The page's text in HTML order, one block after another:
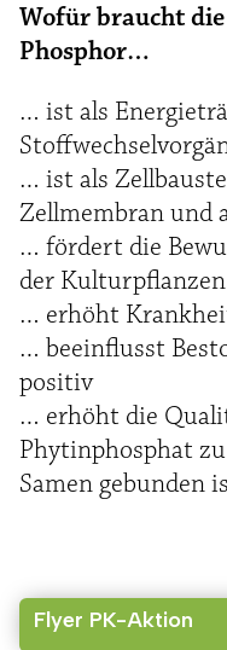
Wofür braucht
Phosphor…
… ist als
… ist als
Zellmembran und
… fördert die
der
… erhöht
… beeinflusst
positiv
… erhöht die
Phytinphosphat
Samen gebunden
Flyer PK-Aktion